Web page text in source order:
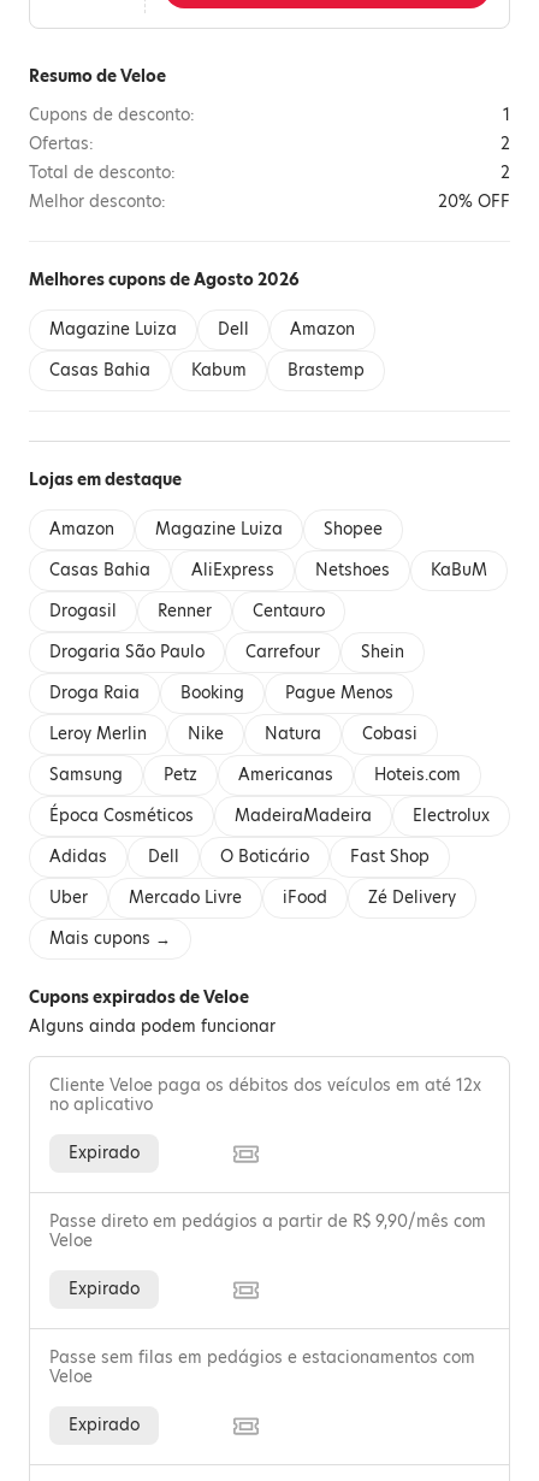
Resumo de Veloe
Cupons de desconto:
1
Ofertas:
2
Total de desconto:
2
Melhor desconto:
20% OFF
Melhores cupons de Agosto 2026
Magazine Luiza Dell
Amazon
Casas Bahia
Kabum Brastemp
Lojas em destaque
Amazon Magazine Luiza
Shopee
Casas Bahia
AliExpress Netshoes
KaBuM
Drogasil
Renner
Centauro
Drogaria São Paulo
Carrefour
Shein
Droga Raia
Booking
Pague Menos
Leroy Merlin
Nike Natura
Cobasi
Samsung
Petz Americanas
Hoteis.com
Época Cosméticos
MadeiraMadeira
Electrolux
Adidas
Dell O Boticário
Fast Shop
Uber
Mercado Livre iFood
Zé Delivery
Mais cupons →
Cupons expirados de Veloe
Alguns ainda podem funcionar
Cliente Veloe paga os débitos dos veículos em até 12x
no aplicativo
Expirado
Passe direto em pedágios a partir de R$ 9,90/mês com
Veloe
Expirado
Passe sem filas em pedágios e estacionamentos com
Veloe
Expirado